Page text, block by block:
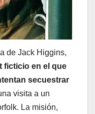
de Jack Higgins,
ficticio en el que
secuestrar
visita a un
La misión,